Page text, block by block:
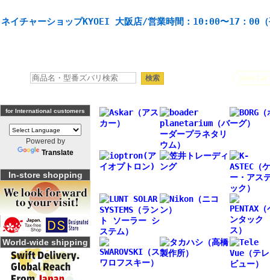
ネイチャーショップKYOEI 大阪店/営業時間：10:00〜17：00（
Seestar
for International customers
Powered by
Translate
In-store shopping
World-wide shipping